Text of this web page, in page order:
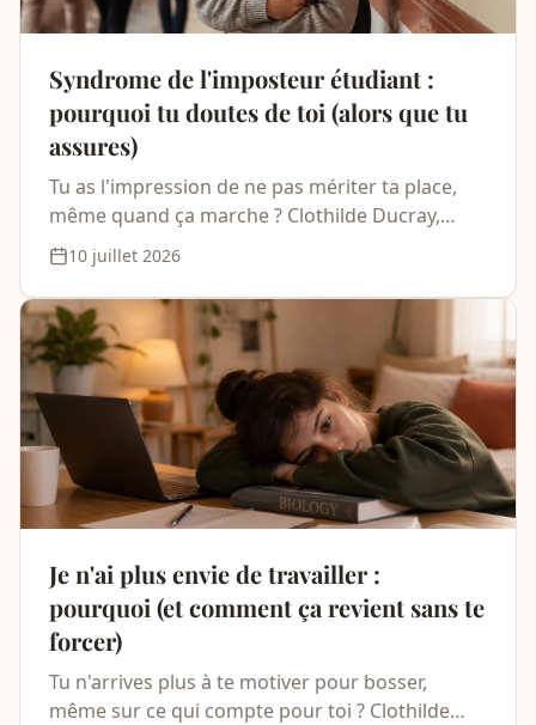
Syndrome de l'imposteur étudiant :
pourquoi tu doutes de toi (alors que tu
assures)
Tu as l'impression de ne pas mériter ta place,
même quand ça marche ? Clothilde Ducray,
orthopédagogue à Paris, t'explique le syndrome
de l'imposteur étudiant et comment reprendre
confiance.
10 juillet 2026
Je n'ai plus envie de travailler :
pourquoi (et comment ça revient sans te
forcer)
Tu n'arrives plus à te motiver pour bosser,
même sur ce qui compte pour toi ? Clothilde